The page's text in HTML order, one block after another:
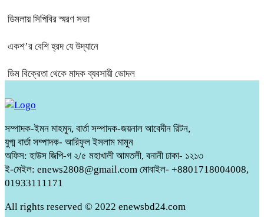
ডিমলায় সিপিবির স্মরণ সভা
একশ’র বেশি হ্রদ যে উদ্যানে
ডিম বিক্রেতা থেকে মাদক ব্যবসায়ী ভোদল
সম্পাদক-ইমন মাহমুদ, বার্তা সম্পাদক-জয়নাল আবেদীন রিটন,
যুগ্ম বার্তা সম্পাদক- আরিফুল ইসলাম মামুন
অফিস: হাউস জিপি-গ ২/৫ মহাখালী আমতলী, বনানী ঢাকা- ১২১৩
ই-মেইল: enews2808@gmail.com মোবাইল- +8801718004008,
01933111171
All rights reserved © 2022 enewsbd24.com